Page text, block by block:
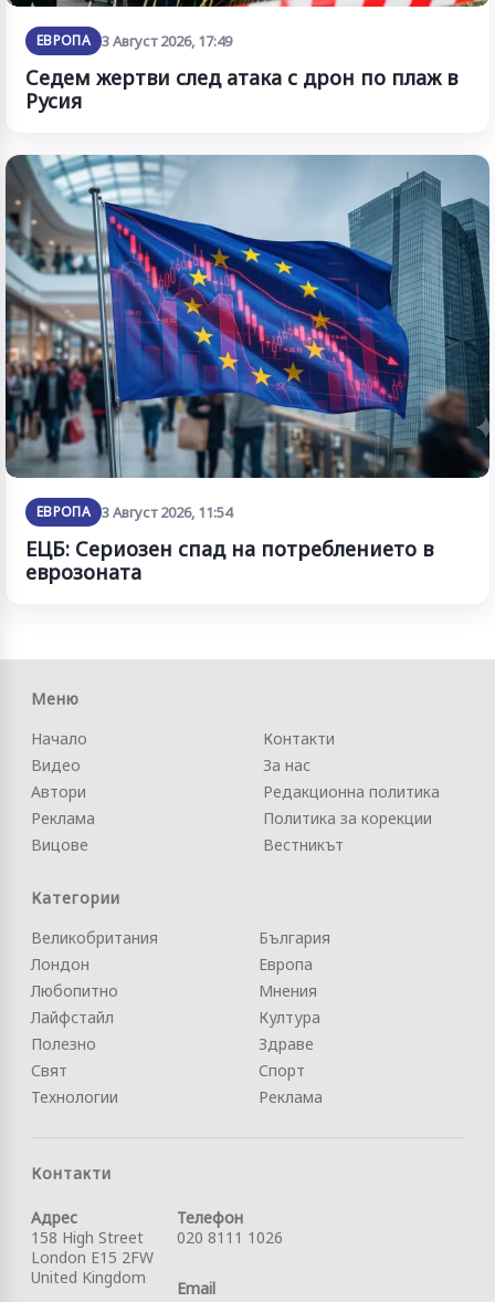
ЕВРОПА 3 Август 2026, 17:49
Седем жертви след атака с дрон по плаж в
Русия
ЕВРОПА 3 Август 2026, 11:54
ЕЦБ: Сериозен спад на потреблението в
еврозоната
Меню
Начало
Видео
Автори
Реклама
Вицове
Контакти
За нас
Редакционна политика
Политика за корекции
Вестникът
Категории
Великобритания
Лондон
Любопитно
Лайфстайл
Полезно
Свят
Технологии
България
Европа
Мнения
Култура
Здраве
Спорт
Реклама
Контакти
Адрес
158 High Street
London E15 2FW
United Kingdom
Телефон
020 8111 1026
Email